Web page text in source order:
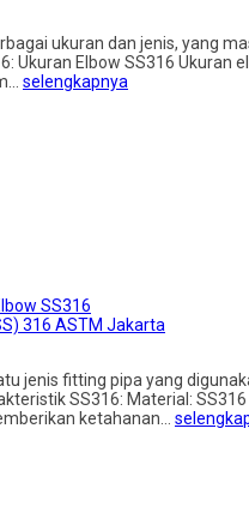
ukuran dan jenis, yang
Ukuran Elbow SS316
selengkapnya
SS316
316 ASTM Jakarta
jenis fitting pipa yang
SS316: Material:
ketahanan…